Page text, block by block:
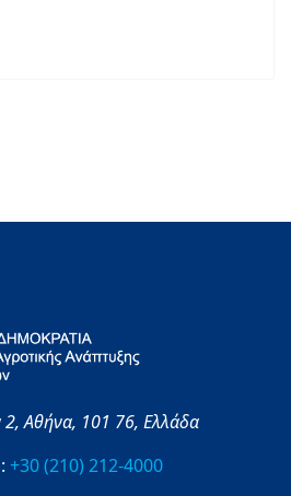
2,Αθήνα, 101 76, Ελλάδα
+30 (210) 212-4000